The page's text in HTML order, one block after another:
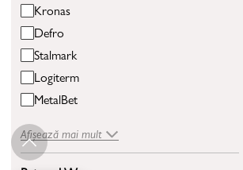
Kronas
Defro
Stalmark
Logiterm
MetalBet
Afișează mai mult